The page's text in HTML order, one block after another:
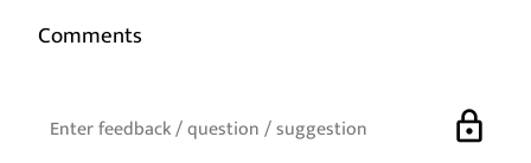
Comments
lock